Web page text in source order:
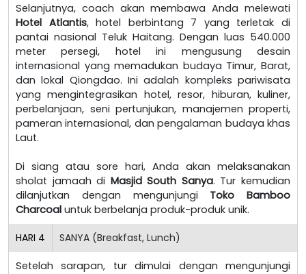
Selanjutnya, coach akan membawa Anda melewati
Hotel Atlantis, hotel berbintang 7 yang terletak di
pantai nasional Teluk Haitang. Dengan luas 540.000
meter persegi, hotel ini mengusung desain
internasional yang memadukan budaya Timur, Barat,
dan lokal Qiongdao. Ini adalah kompleks pariwisata
yang mengintegrasikan hotel, resor, hiburan, kuliner,
perbelanjaan, seni pertunjukan, manajemen properti,
pameran internasional, dan pengalaman budaya khas
Laut.
Di siang atau sore hari, Anda akan melaksanakan
sholat jamaah di Masjid South Sanya. Tur kemudian
dilanjutkan dengan mengunjungi Toko Bamboo
Charcoal untuk berbelanja produk-produk unik.
HARI 4 SANYA (Breakfast, Lunch)
Setelah sarapan, tur dimulai dengan mengunjungi